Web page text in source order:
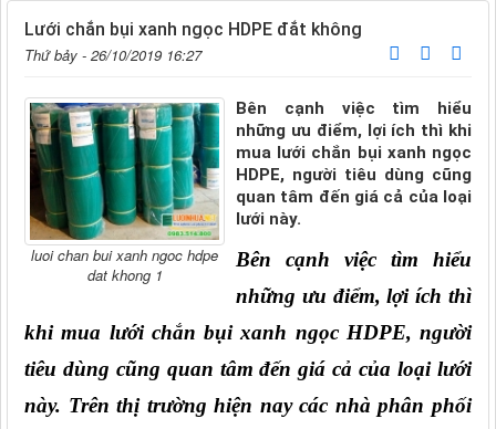
Lưới chắn bụi xanh ngọc HDPE đắt không
Thứ bảy - 26/10/2019 16:27
luoi chan bui xanh ngoc hdpe
dat khong 1
Bên cạnh việc tìm hiểu
những ưu điểm, lợi ích thì khi
mua lưới chắn bụi xanh ngọc
HDPE, người tiêu dùng cũng
quan tâm đến giá cả của loại
lưới này.
Bên cạnh việc tìm hiểu
những ưu điểm, lợi ích thì
khi mua lưới chắn bụi xanh ngọc HDPE, người
tiêu dùng cũng quan tâm đến giá cả của loại lưới
này. Trên thị trường hiện nay các nhà phân phối